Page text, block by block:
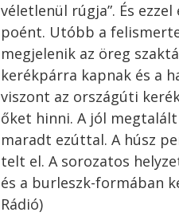
véletlenül rúgja”. És ezzel
poént. Utóbb a
megjelenik az öreg
kerékpárra kapnak és a
viszont az országúti
őket hinni. A jól megtalált
maradt ezúttal. A húsz
telt el. A sorozatos
és a burleszk-formában
Rádió)